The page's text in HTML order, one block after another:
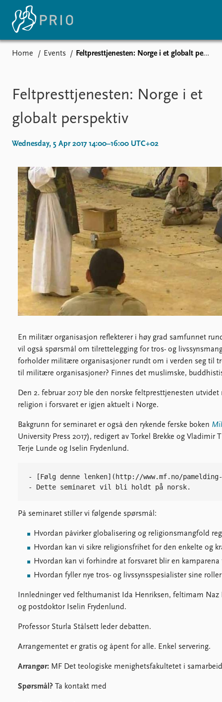
Recorded events
Annual Peace Address
Event archive
Publications
Latest publications
Publication archive
Commentary
Data
Datasets
Replication data
Home Events Feltpresttjenesten: Norge i et globalt perspektiv
Feltpresttjenesten: Norge i et
globalt perspektiv
Wednesday, 5 Apr 2017 14:00–16:00 UTC+02
En militær organisasjon reflekterer i høy grad samfunnet
vil også spørsmål om tilrettelegging for tros- og
forholder militære organisasjoner rundt om i verden seg til
til militære organisasjoner? Finnes det muslimske,
Den 2. februar 2017 ble den norske feltpresttjenesten
religion i forsvaret er igjen aktuelt i Norge.
Bakgrunn for seminaret er også den rykende ferske boken
University Press 2017), redigert av Torkel Brekke og
Terje Lunde og Iselin Frydenlund.
- [Følg denne lenken](http://www.mf.no/
På seminaret stiller vi følgende spørsmål:
Hvordan påvirker globalisering og religionsmangfold
Hvordan kan vi sikre religionsfrihet for den enkelte og
Hvordan kan vi forhindre at forsvaret blir en
Hvordan fyller nye tros- og livssynsspesialister sine
Innledninger ved felthumanist Ida Henriksen, feltimam
og postdoktor Iselin Frydenlund.
Professor Sturla Stålsett leder debatten.
Arrangementet er gratis og åpent for alle. Enkel servering.
Arrangør: MF Det teologiske menighetsfakultetet i
Spørsmål? Ta kontakt med